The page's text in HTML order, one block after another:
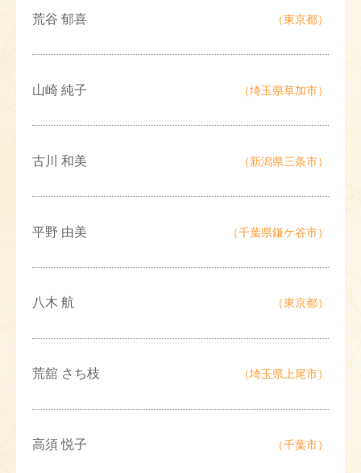
荒谷 郁喜 （東京都）
山崎 純子 （埼玉県草加市）
古川 和美 （新潟県三条市）
平野 由美 （千葉県鎌ケ谷市）
八木 航 （東京都）
荒舘 さち枝 （埼玉県上尾市）
高須 悦子 （千葉市）